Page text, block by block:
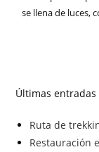
se llena de luces,
Últimas entradas
Ruta de
Restauración